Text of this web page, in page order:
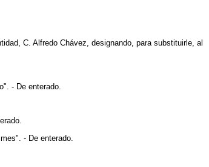
C. Alfredo Chávez, designando, para substituirle, al
- De enterado.
- De enterado.